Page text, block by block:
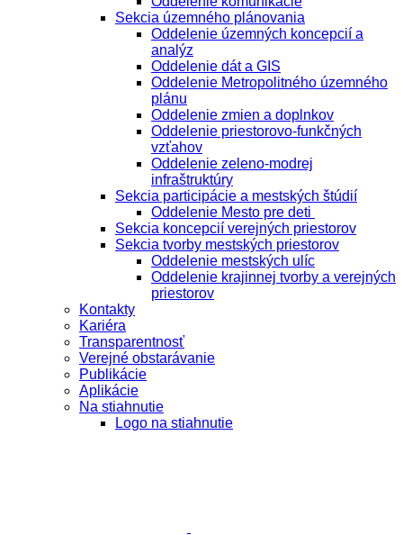
Sekcia územného plánovania
Oddelenie územných koncepcií a
analýz
Oddelenie dát a GIS
Oddelenie Metropolitného územného
plánu
Oddelenie zmien a doplnkov
Oddelenie priestorovo-funkčných
vzťahov
Oddelenie zeleno-modrej
infraštruktúry
Sekcia participácie a mestských štúdií
Oddelenie Mesto pre deti
Sekcia koncepcií verejných priestorov
Sekcia tvorby mestských priestorov
Oddelenie mestských ulíc
Oddelenie krajinnej tvorby a verejných
priestorov
Kontakty
Kariéra
Transparentnosť
Verejné obstarávanie
Publikácie
Aplikácie
Na stiahnutie
Logo na stiahnutie